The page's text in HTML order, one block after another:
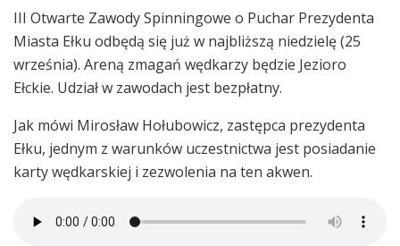
III Otwarte Zawody Spinningowe o Puchar Prezydenta
Miasta Ełku odbędą się już w najbliższą niedzielę (25
września). Areną zmagań wędkarzy będzie Jezioro
Ełckie. Udział w zawodach jest bezpłatny.
Jak mówi Mirosław Hołubowicz, zastępca prezydenta
Ełku, jednym z warunków uczestnictwa jest posiadanie
karty wędkarskiej i zezwolenia na ten akwen.